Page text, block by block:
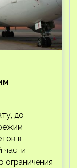
до
в
части